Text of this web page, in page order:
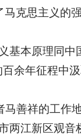
马克思主义
基本原理同
百余年征程中
马善祥的工
两江新区观